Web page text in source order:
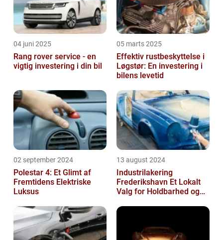
04 juni 2025
Rang rover service - en
vigtig investering i din bil
05 marts 2025
Effektiv rustbeskyttelse i
Løgstør: En investering i
bilens levetid
02 september 2024
Polestar 4: Et Glimt af
Fremtidens Elektriske
Luksus
13 august 2024
Industrilakering
Frederikshavn Et Lokalt
Valg for Holdbarhed og